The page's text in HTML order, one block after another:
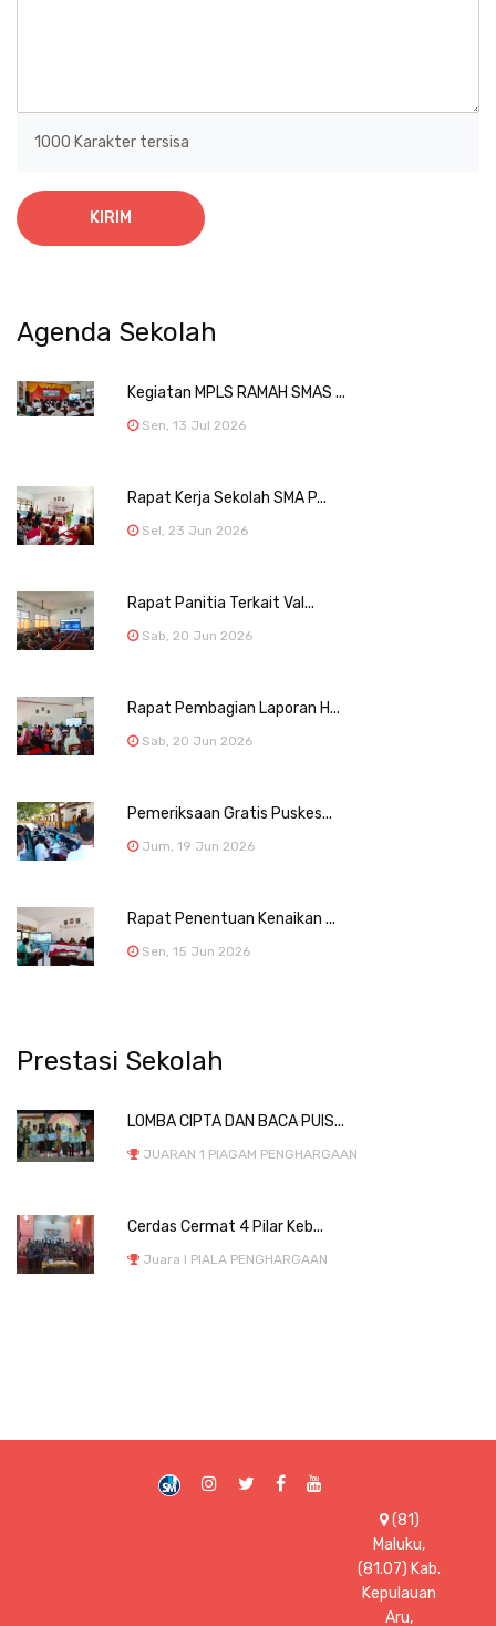
1000 Karakter tersisa
KIRIM
Agenda Sekolah
Kegiatan MPLS RAMAH SMAS ...
Sen, 13 Jul 2026
Rapat Kerja Sekolah SMA P...
Sel, 23 Jun 2026
Rapat Panitia Terkait Val...
Sab, 20 Jun 2026
Rapat Pembagian Laporan H...
Sab, 20 Jun 2026
Pemeriksaan Gratis Puskes...
Jum, 19 Jun 2026
Rapat Penentuan Kenaikan ...
Sen, 15 Jun 2026
Prestasi Sekolah
LOMBA CIPTA DAN BACA PUIS...
JUARAN 1 PIAGAM PENGHARGAAN
Cerdas Cermat 4 Pilar Keb...
Juara I PIALA PENGHARGAAN
(81)
Maluku,
(81.07) Kab.
Kepulauan
Aru,